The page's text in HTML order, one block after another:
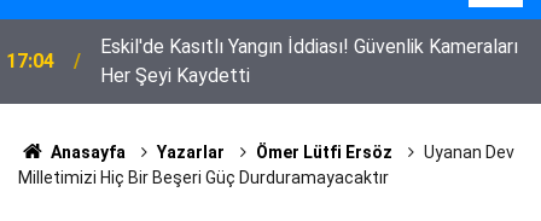
17:04
Eskil'de Kasıtlı Yangın İddiası! Güvenlik Kameraları
Her Şeyi Kaydetti
Anasayfa Yazarlar Ömer Lütfi Ersöz
Uyanan Dev
Milletimizi Hiç Bir Beşeri Güç Durduramayacaktır